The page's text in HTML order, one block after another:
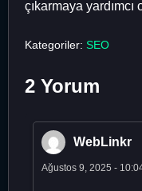
çıkarmaya yardımcı
Kategoriler: SEO
2 Yorum
WebLinkr
Ağustos 9, 2025 -